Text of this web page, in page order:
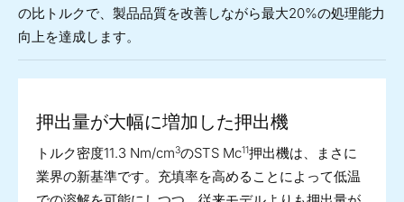
の比トルクで、製品品質を改善しながら最大20%の処理能力
向上を達成します。
押出量が大幅に増加した押出機
トルク密度11.3 Nm/cm3のSTS Mc11押出機は、まさに
業界の新基準です。充填率を高めることによって低温